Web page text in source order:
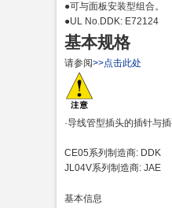
●可与面板安装型组合。
●UL No.DDK: E72124
基本规格
请参阅>>点击此处
·导线管型插头的插针与插
CE05系列制造商: DDK
JL04V系列制造商: JAE
基本信息